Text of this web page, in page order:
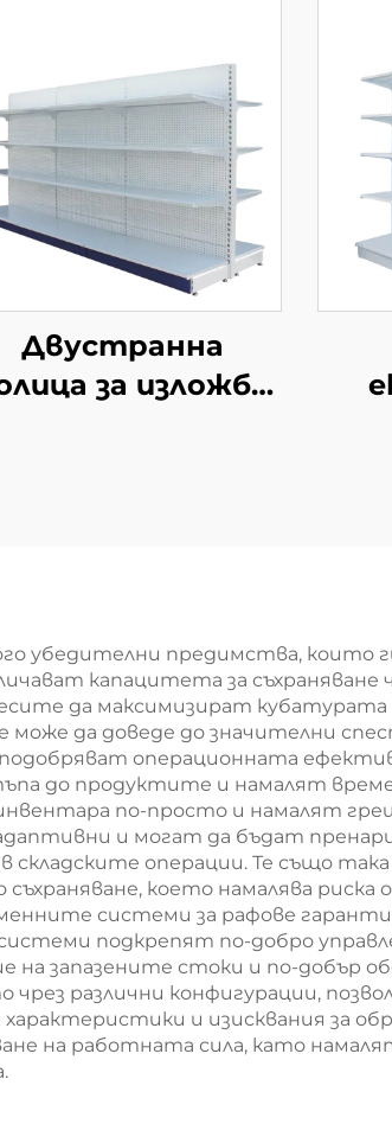
Двустранна
за изложба
убедителни предимства, които
капацитета за
да максимизират
може да доведе до значителни
операционната
до продуктите и намалят
по-просто и намалят
и могат да бъдат
в складските операции. Те също
което намалява
системи за рафове
подкрепят по-добро
на запазените стоки и по-добър
чрез различни конфигурации,
и изисквания за
на работната сила, като